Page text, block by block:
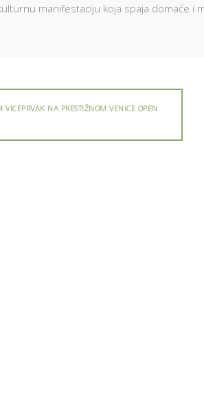
manifestaciju koja spaja domaće i
NA PRESTIŽNOM VENICE OPEN